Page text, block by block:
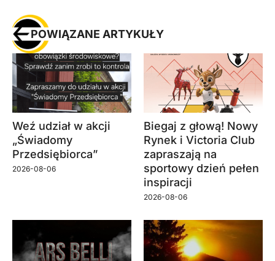
POWIĄZANE ARTYKUŁY
Weź udział w akcji
„Świadomy
Przedsiębiorca”
2026-08-06
Biegaj z głową! Nowy
Rynek i Victoria Club
zapraszają na
sportowy dzień pełen
inspiracji
2026-08-06